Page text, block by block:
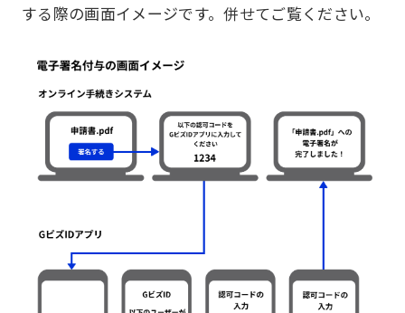
する際の画面イメージです。併せてご覧ください。